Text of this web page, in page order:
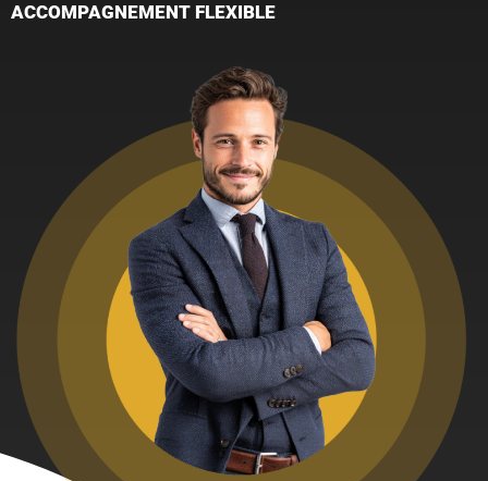
ACCOMPAGNEMENT FLEXIBLE